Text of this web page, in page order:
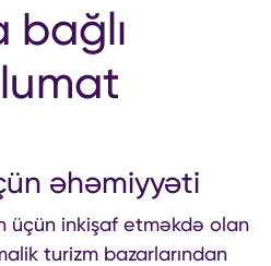
bağlı
əhəmiyyəti
üçün inkişaf etməkdə olan
turizm bazarlarından